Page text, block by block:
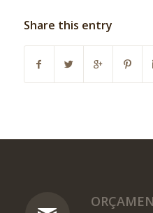
Share this entry